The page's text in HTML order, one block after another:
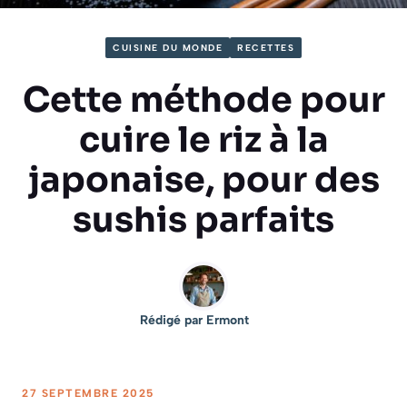
CUISINE DU MONDE RECETTES
Cette méthode pour
cuire le riz à la
japonaise, pour des
sushis parfaits
Rédigé par Ermont
27 SEPTEMBRE 2025